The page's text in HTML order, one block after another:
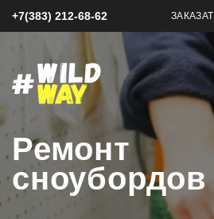
+7(383) 212-68-62
Ремонт